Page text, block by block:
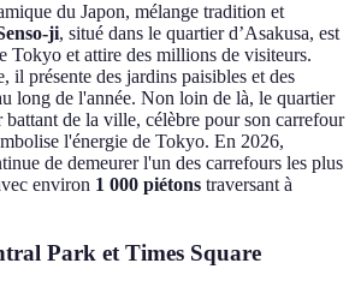
du Japon, mélange tradition et
ji, situé dans le quartier d’Asakusa, est
Tokyo et attire des millions de visiteurs.
il présente des jardins paisibles et des
long de l'année. Non loin de là, le quartier
de la ville, célèbre pour son carrefour
l'énergie de Tokyo. En 2026,
de demeurer l'un des carrefours les plus
environ 1 000 piétons traversant à
Park et Times Square